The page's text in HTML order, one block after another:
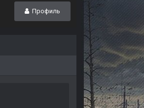
Профиль